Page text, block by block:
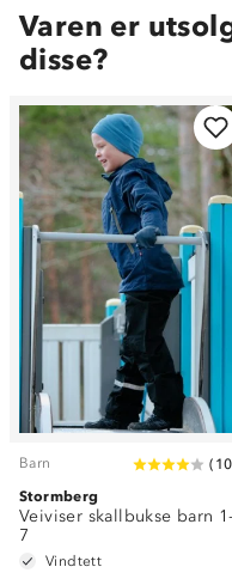
Varen er
disse?
Barn ( 10
Stormberg
Veiviser skallbukse barn 1-
7
Vindtett